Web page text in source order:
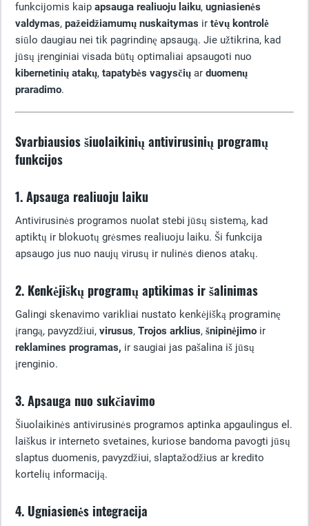
funkcijomis kaip apsauga realiuoju laiku, ugniasienės
valdymas, pažeidžiamumų nuskaitymas ir tėvų kontrolė
siūlo daugiau nei tik pagrindinę apsaugą. Jie užtikrina, kad
jūsų įrenginiai visada būtų optimaliai apsaugoti nuo
kibernetinių atakų, tapatybės vagysčių ar duomenų
praradimo.
Svarbiausios šiuolaikinių antivirusinių programų
funkcijos
1. Apsauga realiuoju laiku
Antivirusinės programos nuolat stebi jūsų sistemą, kad
aptiktų ir blokuotų grėsmes realiuoju laiku. Ši funkcija
apsaugo jus nuo naujų virusų ir nulinės dienos atakų.
2. Kenkėjiškų programų aptikimas ir šalinimas
Galingi skenavimo varikliai nustato kenkėjišką programinę
įrangą, pavyzdžiui, virusus, Trojos arklius, šnipinėjimo ir
reklamines programas, ir saugiai jas pašalina iš jūsų
įrenginio.
3. Apsauga nuo sukčiavimo
Šiuolaikinės antivirusinės programos aptinka apgaulingus el.
laiškus ir interneto svetaines, kuriose bandoma pavogti jūsų
slaptus duomenis, pavyzdžiui, slaptažodžius ar kredito
kortelių informaciją.
4. Ugniasienės integracija